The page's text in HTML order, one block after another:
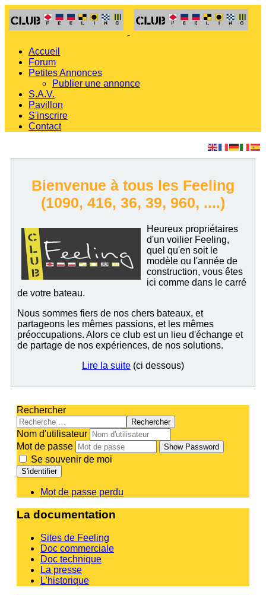
Accueil
Forum
Petites Annonces
Publier une annonce
S.A.V.
Pavillon
S'inscrire
Contact
Bienvenue à tous les Feeling
(1090, 416, 36, 39, 960, ....)
Heureux propriétaires
d'un voilier Feeling,
quel qu'en soit le
modèle ou l'année de
construction, vous êtes
ici comme dans le carré
de votre bateau.
Nous sommes fiers de nos chers bateaux, et
partageons les mêmes passions, et les mêmes
préoccupations. Alors ce club est un lieu d'échange et
de partage de nos expériences, de nos solutions.
Lire la suite (ci dessous)
Rechercher
Rechercher
Nom d'utilisateur
Mot de passe
Show Password
Se souvenir de moi
S'identifier
Mot de passe perdu
La documentation
Sites de Feeling
Doc commerciale
Doc technique
La presse
L'historique